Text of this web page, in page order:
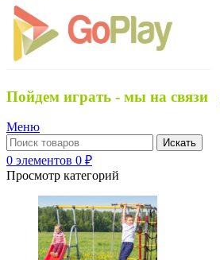
Пойдем играть - мы на связи
Меню
Искать
0 элементов 0 ₽
Просмотр категорий